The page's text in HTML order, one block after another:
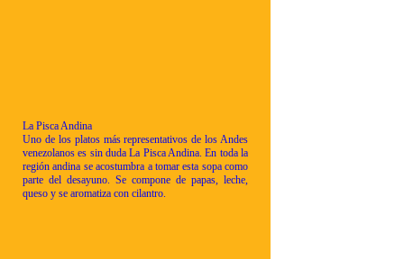
La Pisca Andina
Uno de los platos más representativos de los Andes
venezolanos es sin duda La Pisca Andina. En toda la
región andina se acostumbra a tomar esta sopa como
parte del desayuno. Se compone de papas, leche,
queso y se aromatiza con cilantro.